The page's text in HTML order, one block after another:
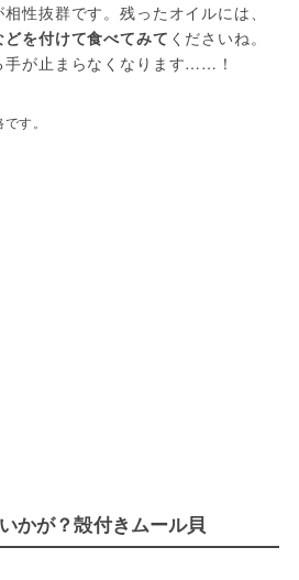
性抜群です。残ったオイルには、
を付けて食べてみて くださいね。
手が止まらなくなります……！
す。
かが？殻付きムール貝